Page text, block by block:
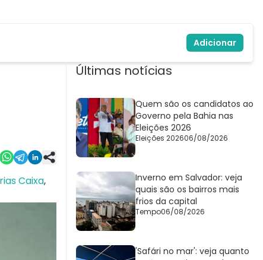
Adicionar
Caixa,
Últimas notícias
Quem são os candidatos ao
Governo pela Bahia nas
Eleições 2026
Eleições 202606/08/2026
Inverno em Salvador: veja
quais são os bairros mais
frios da capital
Tempo06/08/2026
'Safári no mar': veja quanto